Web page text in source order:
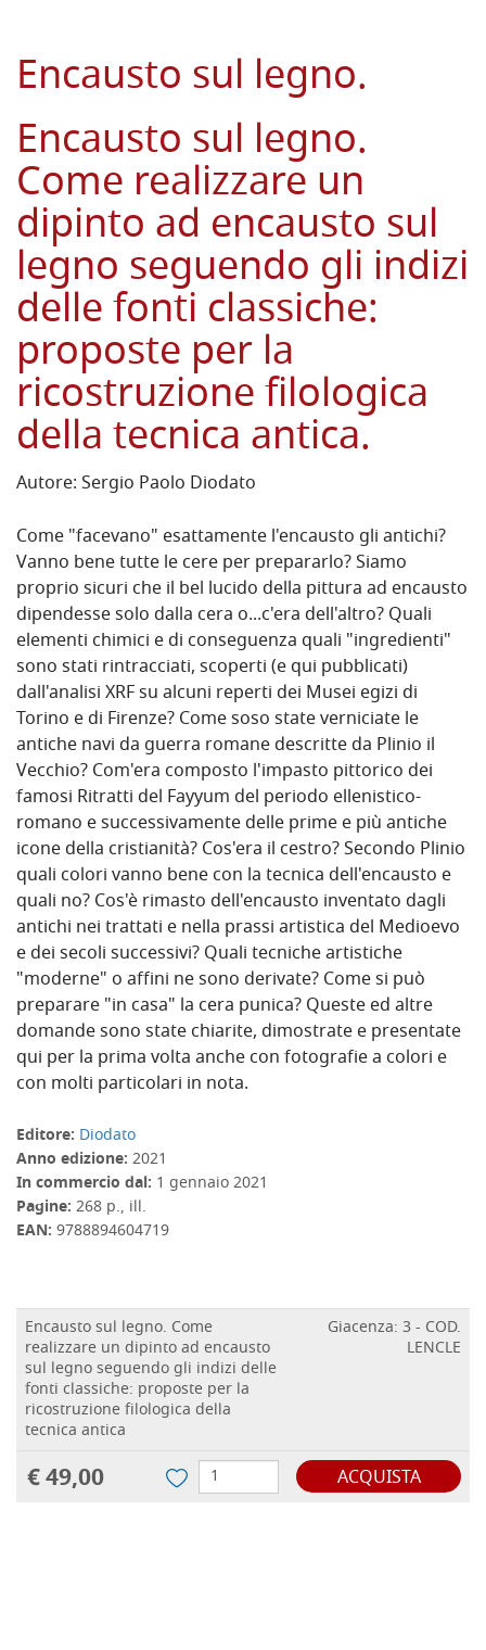
Encausto sul legno.
Encausto sul legno.
Come realizzare un
dipinto ad encausto sul
legno seguendo gli indizi
delle fonti classiche:
proposte per la
ricostruzione filologica
della tecnica antica.
Autore: Sergio Paolo Diodato
Come "facevano" esattamente l'encausto gli antichi?
Vanno bene tutte le cere per prepararlo? Siamo
proprio sicuri che il bel lucido della pittura ad encausto
dipendesse solo dalla cera o...c'era dell'altro? Quali
elementi chimici e di conseguenza quali "ingredienti"
sono stati rintracciati, scoperti (e qui pubblicati)
dall'analisi XRF su alcuni reperti dei Musei egizi di
Torino e di Firenze? Come soso state verniciate le
antiche navi da guerra romane descritte da Plinio il
Vecchio? Com'era composto l'impasto pittorico dei
famosi Ritratti del Fayyum del periodo ellenistico-
romano e successivamente delle prime e più antiche
icone della cristianità? Cos'era il cestro? Secondo Plinio
quali colori vanno bene con la tecnica dell'encausto e
quali no? Cos'è rimasto dell'encausto inventato dagli
antichi nei trattati e nella prassi artistica del Medioevo
e dei secoli successivi? Quali tecniche artistiche
"moderne" o affini ne sono derivate? Come si può
preparare "in casa" la cera punica? Queste ed altre
domande sono state chiarite, dimostrate e presentate
qui per la prima volta anche con fotografie a colori e
con molti particolari in nota.
Editore: Diodato
Anno edizione: 2021
In commercio dal: 1 gennaio 2021
Pagine: 268 p., ill.
EAN: 9788894604719
Encausto sul legno. Come
realizzare un dipinto ad encausto
sul legno seguendo gli indizi delle
fonti classiche: proposte per la
ricostruzione filologica della
tecnica antica
Giacenza: 3 - COD.
LENCLE
€ 49,00 ACQUISTA